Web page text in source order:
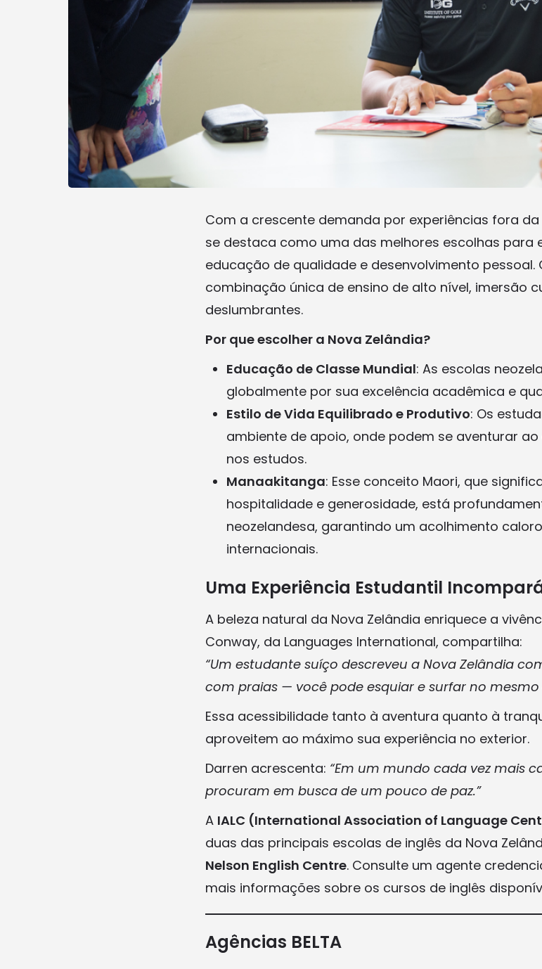
Com a crescente demanda por experiências fora da
se destaca como uma das melhores escolhas para
educação de qualidade e desenvolvimento pessoal.
combinação única de ensino de alto nível, imersão
deslumbrantes.
Por que escolher a Nova Zelândia?
Educação de Classe Mundial: As escolas
globalmente por sua excelência acadêmica e
Estilo de Vida Equilibrado e Produtivo: Os
ambiente de apoio, onde podem se aventurar
nos estudos.
Manaakitanga: Esse conceito Maori, que
hospitalidade e generosidade, está
neozelandesa, garantindo um acolhimento
internacionais.
Uma Experiência Estudantil
A beleza natural da Nova Zelândia enriquece a
Conway, da Languages International, compartilha:
“Um estudante suíço descreveu a Nova Zelândia
com praias — você pode esquiar e surfar no mesmo
Essa acessibilidade tanto à aventura quanto à
aproveitem ao máximo sua experiência no exterior.
Darren acrescenta: “Em um mundo cada vez mais
procuram em busca de um pouco de paz.”
A IALC (International Association of Language
duas das principais escolas de inglês da Nova
Nelson English Centre. Consulte um agente
mais informações sobre os cursos de inglês
Agências BELTA